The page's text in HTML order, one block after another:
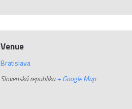
Venue
Bratislava
Slovenská republika + Google Map